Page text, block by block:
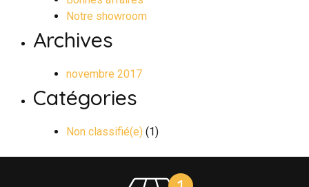
Notre showroom
Archives
novembre 2017
Catégories
Non classifié(e) (1)